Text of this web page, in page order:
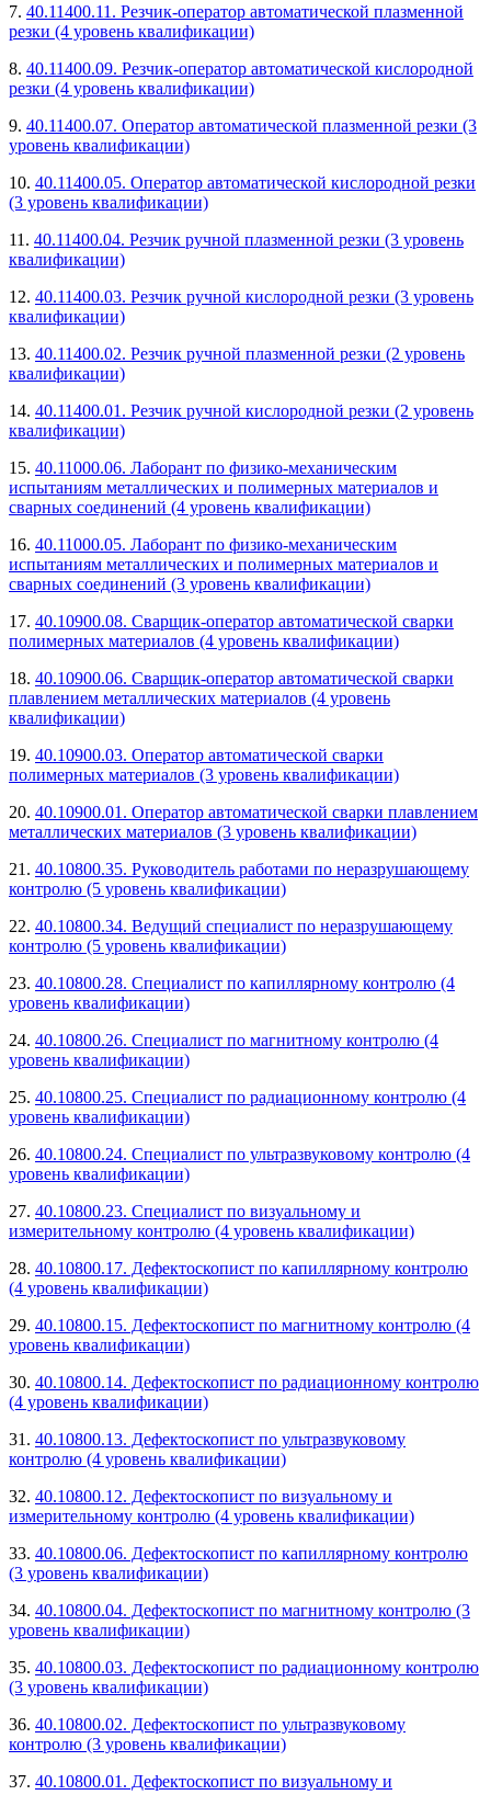
7. 40.11400.11. Резчик-оператор автоматической плазменной
резки (4 уровень квалификации)
8. 40.11400.09. Резчик-оператор автоматической кислородной
резки (4 уровень квалификации)
9. 40.11400.07. Оператор автоматической плазменной резки (3
уровень квалификации)
10. 40.11400.05. Оператор автоматической кислородной резки
(3 уровень квалификации)
11. 40.11400.04. Резчик ручной плазменной резки (3 уровень
квалификации)
12. 40.11400.03. Резчик ручной кислородной резки (3 уровень
квалификации)
13. 40.11400.02. Резчик ручной плазменной резки (2 уровень
квалификации)
14. 40.11400.01. Резчик ручной кислородной резки (2 уровень
квалификации)
15. 40.11000.06. Лаборант по физико-механическим
испытаниям металлических и полимерных материалов и
сварных соединений (4 уровень квалификации)
16. 40.11000.05. Лаборант по физико-механическим
испытаниям металлических и полимерных материалов и
сварных соединений (3 уровень квалификации)
17. 40.10900.08. Сварщик-оператор автоматической сварки
полимерных материалов (4 уровень квалификации)
18. 40.10900.06. Сварщик-оператор автоматической сварки
плавлением металлических материалов (4 уровень
квалификации)
19. 40.10900.03. Оператор автоматической сварки
полимерных материалов (3 уровень квалификации)
20. 40.10900.01. Оператор автоматической сварки плавлением
металлических материалов (3 уровень квалификации)
21. 40.10800.35. Руководитель работами по неразрушающему
контролю (5 уровень квалификации)
22. 40.10800.34. Ведущий специалист по неразрушающему
контролю (5 уровень квалификации)
23. 40.10800.28. Специалист по капиллярному контролю (4
уровень квалификации)
24. 40.10800.26. Специалист по магнитному контролю (4
уровень квалификации)
25. 40.10800.25. Специалист по радиационному контролю (4
уровень квалификации)
26. 40.10800.24. Специалист по ультразвуковому контролю (4
уровень квалификации)
27. 40.10800.23. Специалист по визуальному и
измерительному контролю (4 уровень квалификации)
28. 40.10800.17. Дефектоскопист по капиллярному контролю
(4 уровень квалификации)
29. 40.10800.15. Дефектоскопист по магнитному контролю (4
уровень квалификации)
30. 40.10800.14. Дефектоскопист по радиационному контролю
(4 уровень квалификации)
31. 40.10800.13. Дефектоскопист по ультразвуковому
контролю (4 уровень квалификации)
32. 40.10800.12. Дефектоскопист по визуальному и
измерительному контролю (4 уровень квалификации)
33. 40.10800.06. Дефектоскопист по капиллярному контролю
(3 уровень квалификации)
34. 40.10800.04. Дефектоскопист по магнитному контролю (3
уровень квалификации)
35. 40.10800.03. Дефектоскопист по радиационному контролю
(3 уровень квалификации)
36. 40.10800.02. Дефектоскопист по ультразвуковому
контролю (3 уровень квалификации)
37. 40.10800.01. Дефектоскопист по визуальному и